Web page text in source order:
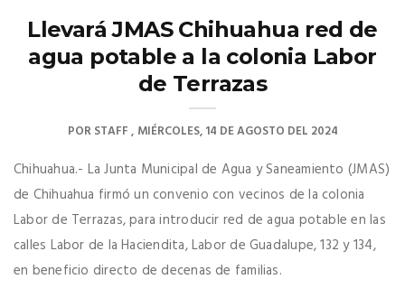
Llevará JMAS Chihuahua red de
agua potable a la colonia Labor
de Terrazas
PORSTAFF MIÉRCOLES, 14 DE AGOSTO DEL 2024
Chihuahua.- La Junta Municipal de Agua y Saneamiento (JMAS)
de Chihuahua firmó un convenio con vecinos de la colonia
Labor de Terrazas, para introducir red de agua potable en las
calles Labor de la Haciendita, Labor de Guadalupe, 132 y 134,
en beneficio directo de decenas de familias.